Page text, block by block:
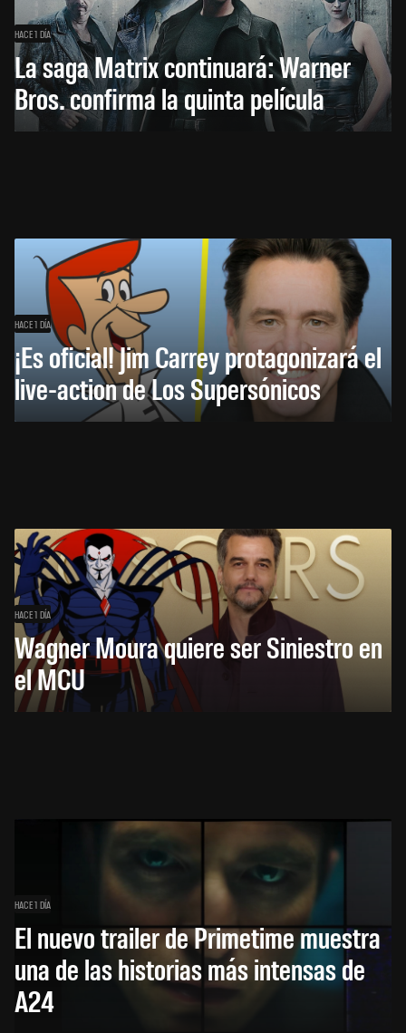
HACE 1 DÍA
La saga Matrix continuará: Warner
Bros. confirma la quinta película
HACE 1 DÍA
¡Es oficial! Jim Carrey protagonizará el
live-action de Los Supersónicos
HACE 1 DÍA
Wagner Moura quiere ser Siniestro en
el MCU
HACE 1 DÍA
El nuevo trailer de Primetime muestra
una de las historias más intensas de
A24